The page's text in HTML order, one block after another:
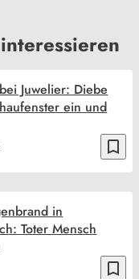
bookmark_border
Juwelier: Diebe
ein und
bookmark_border
in
Toter Mensch